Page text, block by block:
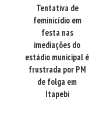
Tentativa de
feminicídio em
festa nas
imediações do
estádio municipal é
frustrada por PM
de folga em
Itapebi